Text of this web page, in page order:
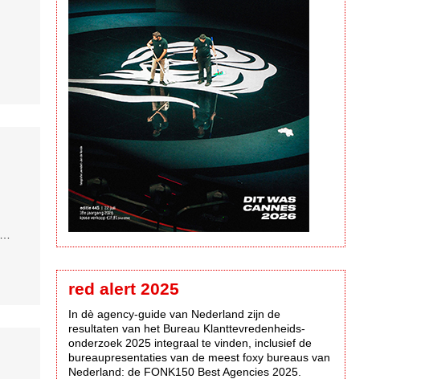
red alert 2025
In dè agency-guide van Nederland zijn de
resultaten van het Bureau Klanttevredenheids-
onderzoek 2025 integraal te vinden, inclusief de
bureaupresentaties van de meest foxy bureaus van
Nederland: de FONK150 Best Agencies 2025.